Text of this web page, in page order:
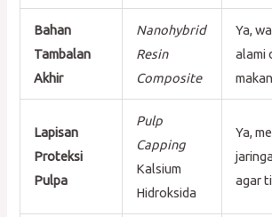
Bahan
Tambalan
Akhir
Nanohybrid
Resin
Composite
Ya,
alami
Lapisan
Proteksi
Pulpa
Pulp
Capping
Kalsium
Hidroksida
Ya,
agar